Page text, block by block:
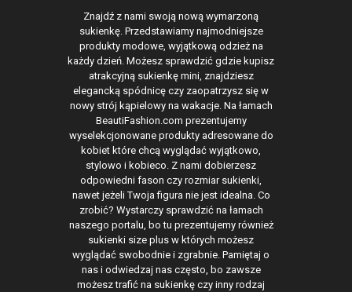
Znajdź z nami swoją nową wymarzoną
sukienkę. Przedstawiamy najmodniejsze
produkty modowe, wyjątkową odzież na
każdy dzień. Możesz sprawdzić gdzie kupisz
atrakcyjną sukienkę mini, znajdziesz
elegancką spódnicę czy zaopatrzysz się w
nowy strój kąpielowy na wakacje. Na łamach
BeautiFashion.com prezentujemy
wyselekcjonowane produkty adresowane do
kobiet które chcą wyglądać wyjątkowo,
stylowo i kobieco. Z nami dobierzesz
odpowiedni fason czy rozmiar sukienki,
nawet jeżeli Twoja figura nie jest idealna. Co
zrobić? Wystarczy sprawdzić na łamach
naszego portalu, bo tu prezentujemy również
sukienki size plus w których możesz
wyglądać swobodnie i zgrabnie. Pamiętaj o
nas i odwiedzaj nas często, bo zawsze
możesz trafić na sukienkę czy inny rodzaj